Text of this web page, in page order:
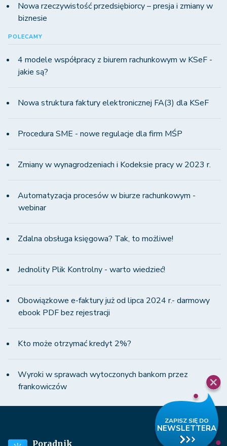
Nowa rzeczywistość przedsiębiorcy – presja i zmiany w
biznesie
POLECAMY
4 modele współpracy z biurem rachunkowym w KSeF -
jakie są?
Nowa struktura faktury elektronicznej FA(3) dla KSeF
Procedura SME - nowe regulacje dla firm MŚP
Zmiany w wynagrodzeniach i Kodeksie pracy w 2023 r.
Automatyzacja procesów w biurze rachunkowym -
webinar
Zdalna obsługa księgowa? Tak, to możliwe!
Jednolity Plik Kontrolny - warto wiedzieć!
Obowiązkowe e-faktury już od lipca 2024 r.- darmowy
ebook PDF bez rejestracji
Kto może otrzymać kredyt 2%?
Wyroki w sprawach wytoczonych bankom przez
frankowiczów
Poradnik